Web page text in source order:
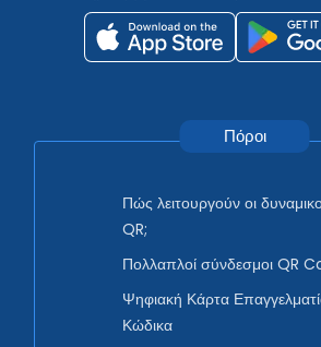
Πόροι
Πώς λειτουργούν οι
QR;
Πολλαπλοί σύνδεσμοι QR
Ψηφιακή Κάρτα
Κώδικα